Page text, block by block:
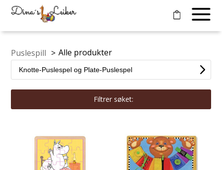
Puslespill > Alle produkter
Filtrer søket: